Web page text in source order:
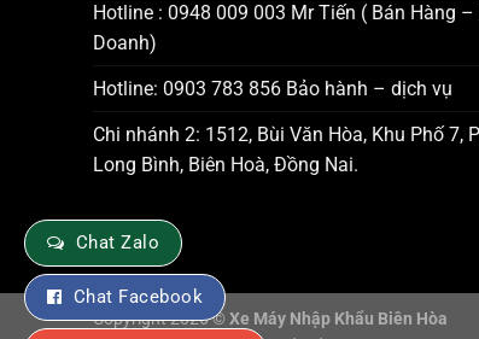
Hotline : 0948 009 003 Mr Tiến ( Bán Hàng –
Doanh)
Hotline: 0903 783 856 Bảo hành – dịch vụ
Chi nhánh 2: 1512, Bùi Văn Hòa, Khu Phố 7,
Long Bình, Biên Hoà, Đồng Nai.
Copyright 2026 © Xe Máy Nhập Khẩu Biên Hòa
Chat Zalo
Chat Facebook